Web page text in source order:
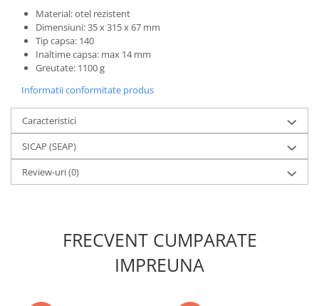
Material: otel rezistent
Dimensiuni: 35 x 315 x 67 mm
Tip capsa: 140
Inaltime capsa: max 14 mm
Greutate: 1100 g
Informatii conformitate produs
Caracteristici
SICAP (SEAP)
Review-uri(0)
FRECVENT CUMPARATE
IMPREUNA